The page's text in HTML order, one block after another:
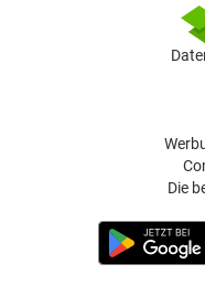
Die